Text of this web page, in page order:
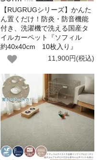
【RUGRUGシリーズ】かんた
ん置くだけ！防炎・防音機能
付き、洗濯機で洗える国産タ
イルカーペット『ソフィル
約40x40cm 10枚入り』
11,900円(税込)